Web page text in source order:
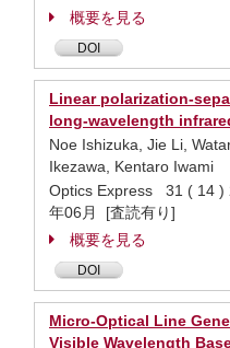
概要を見る
DOI
Linear polarization-
long-wavelength
Noe Ishizuka, Jie Li,
Ikezawa, Kentaro Iwami
Optics Express 31 ( 14 )
年06月 [査読有り]
概要を見る
DOI
Micro-Optical Line
Visible Wavelength